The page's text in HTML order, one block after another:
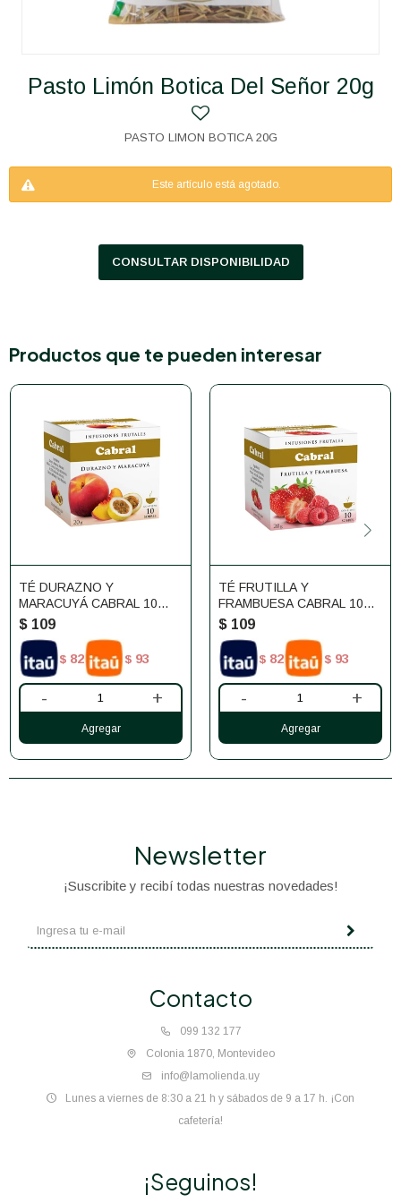
Pasto Limón Botica Del Señor 20g
PASTO LIMON BOTICA 20G
Este artículo está agotado.
CONSULTAR DISPONIBILIDAD
Productos que te pueden interesar
TÉ DURAZNO Y
MARACUYÁ CABRAL 10
UNIDADES
$ 109
$ 82 $ 93
- +
TÉ FRUTILLA Y
FRAMBUESA CABRAL 10
UNIDADES
$ 109
$ 82 $ 93
- +
Contacto
099 132 177
Colonia 1870, Montevideo
info@lamolienda.uy
Lunes a viernes de 8:30 a 21 h y sábados de 9 a 17 h. ¡Con
cafetería!
Newsletter
¡Suscribite y recibí todas nuestras novedades!
¡Seguinos!